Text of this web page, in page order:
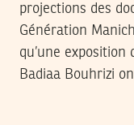
projections des
Génération
qu’une
Badiaa Bouhrizi